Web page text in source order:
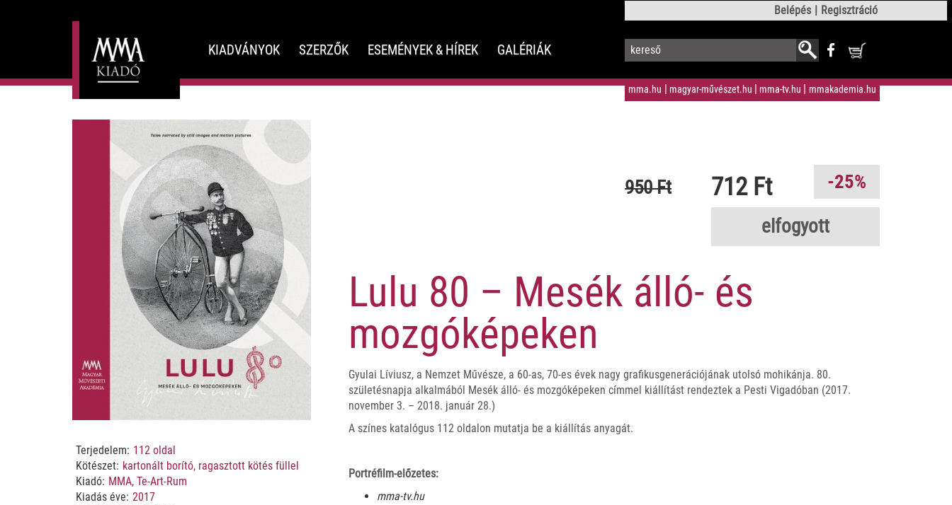
Belépés Regisztráció
mma.hu magyar-művészet.hu mma-tv.hu mmakademia.hu
KIADVÁNYOK SZERZŐK ESEMÉNYEK & HÍREK GALÉRIÁK
Terjedelem: 112oldal
Kötészet: kartonált borító, ragasztott kötés füllel
Kiadó: MMA, Te-Art-Rum
Kiadás éve: 2017
950 Ft 712 Ft
-25%
elfogyott
Lulu 80 – Mesék álló- és
mozgóképeken
Gyulai Líviusz, a Nemzet Művésze, a 60-as, 70-es évek nagy grafikusgenerációjának utolsó mohikánja. 80.
születésnapja alkalmából Mesék álló- és mozgóképeken címmel kiállítást rendeztek a Pesti Vigadóban (2017.
november 3. – 2018. január 28.)
A színes katalógus 112 oldalon mutatja be a kiállítás anyagát.
Portréfilm-előzetes:
mma-tv.hu